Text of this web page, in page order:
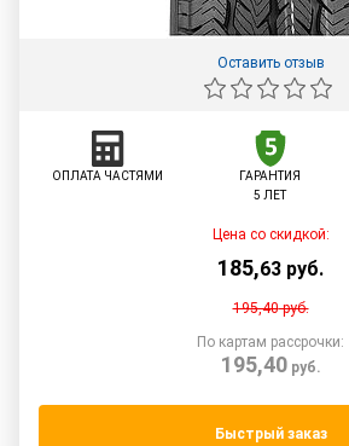
Оставить отзыв
ОПЛАТА ЧАСТЯМИ
ГАРАНТИЯ
5 ЛЕТ
Цена со скидкой:
185,63 руб.
195,40руб.
По картам рассрочки:
195,40руб.
Быстрый заказ